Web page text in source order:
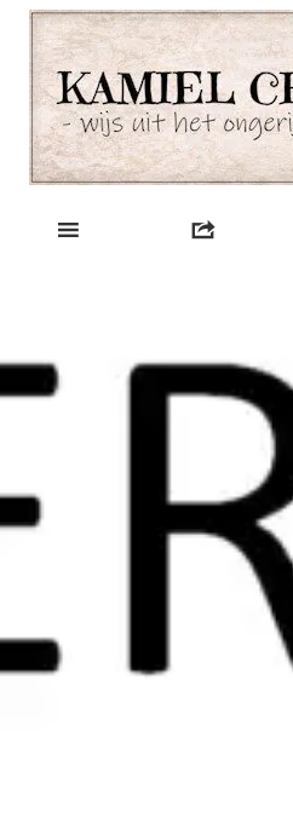
Skip
content
Kamiel Choi